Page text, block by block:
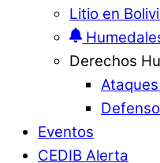
Litio en
Derechos
Eventos
CEDIB Alerta